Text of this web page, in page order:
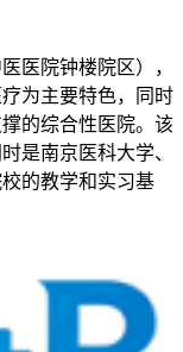
医院钟楼院区），
为主要特色，同时
的综合性医院。该
是南京医科大学、
的教学和实习基